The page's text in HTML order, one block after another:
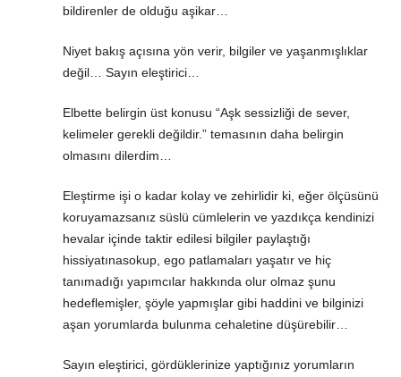
bildirenler de olduğu aşikar…
Niyet bakış açısına yön verir, bilgiler ve yaşanmışlıklar
değil… Sayın eleştirici…
Elbette belirgin üst konusu “Aşk sessizliği de sever,
kelimeler gerekli değildir.” temasının daha belirgin
olmasını dilerdim…
Eleştirme işi o kadar kolay ve zehirlidir ki, eğer ölçüsünü
koruyamazsanız süslü cümlelerin ve yazdıkça kendinizi
hevalar içinde taktir edilesi bilgiler paylaştığı
hissiyatınasokup, ego patlamaları yaşatır ve hiç
tanımadığı yapımcılar hakkında olur olmaz şunu
hedeflemişler, şöyle yapmışlar gibi haddini ve bilginizi
aşan yorumlarda bulunma cehaletine düşürebilir…
Sayın eleştirici, gördüklerinize yaptığınız yorumların